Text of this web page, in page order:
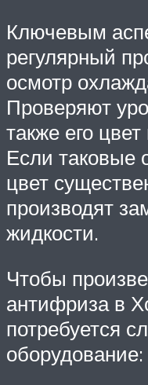
Ключевым
регулярный
осмотр
Проверяют
также его
Если таковые
цвет
производят
жидкости.
Чтобы
антифриза в
потребуется
оборудование: